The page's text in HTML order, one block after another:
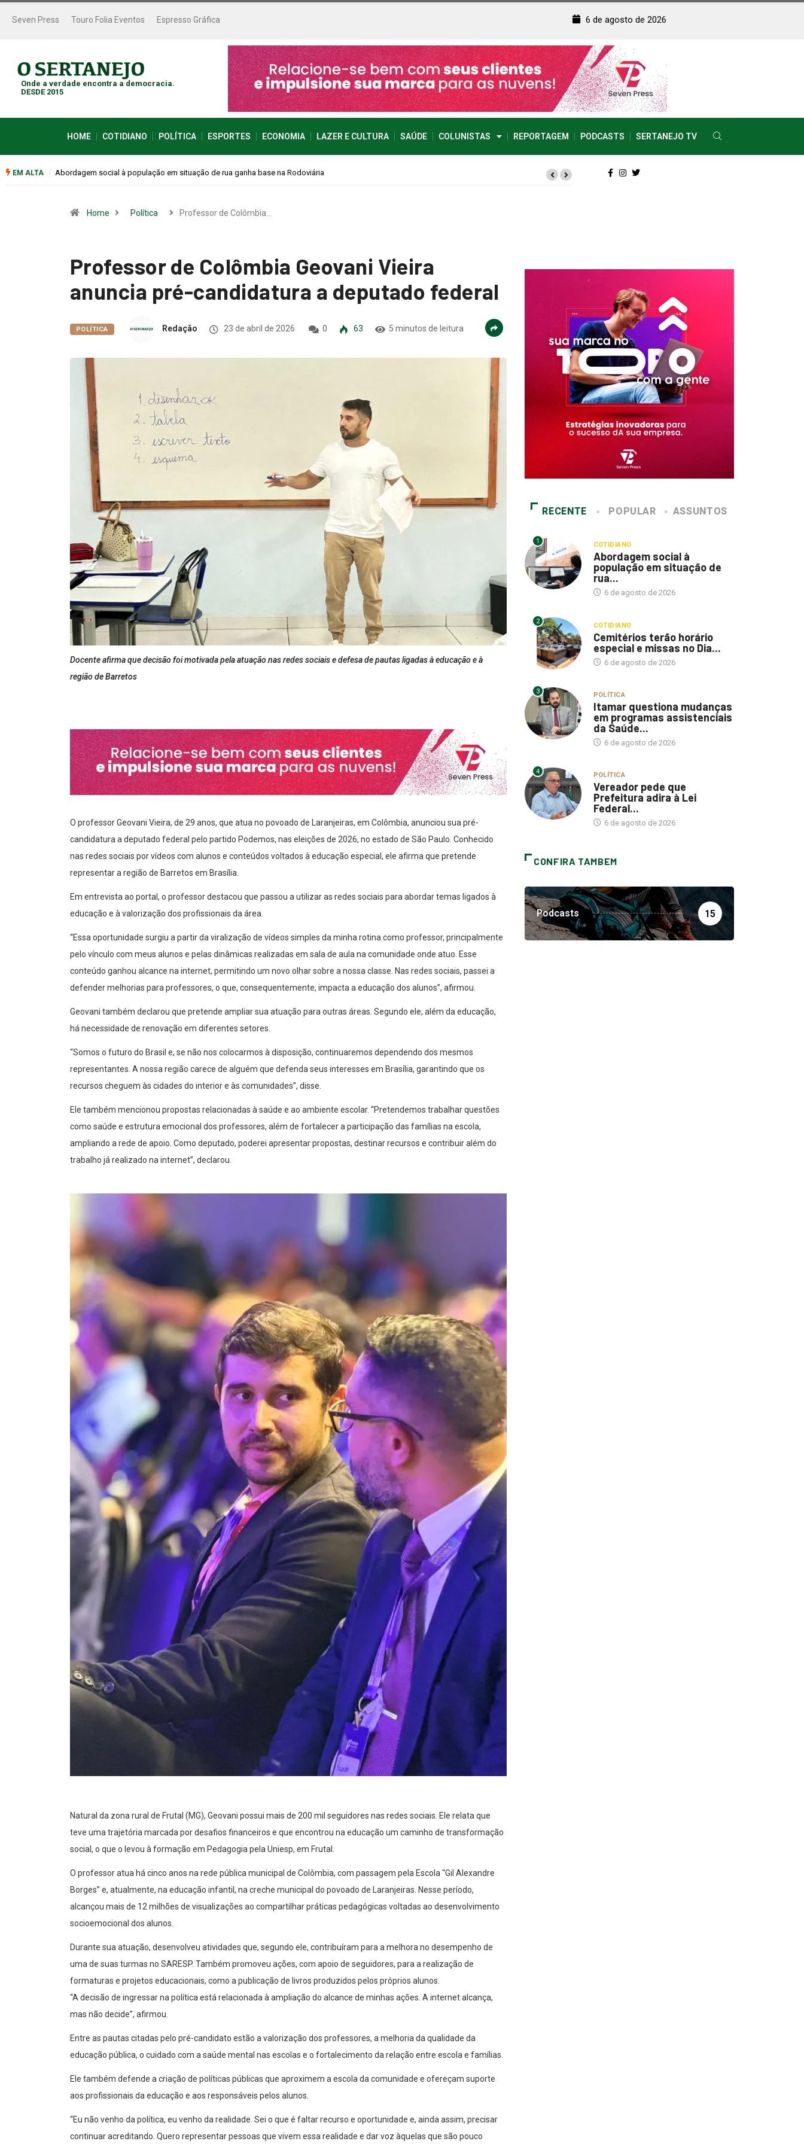
Seven Press Touro Folia Eventos Espresso Gráfica 6 de agosto de 2026
Onde a verdade encontra a democracia.
DESDE 2015
HOME COTIDIANO POLÍTICA ESPORTES ECONOMIA LAZER E CULTURA SAÚDE COLUNISTAS REPORTAGEM PODCASTS SERTANEJO TV
EM ALTA Cemitérios terão horário especial e missas no Dia dos Pais
Home Política Professor de Colômbia…
Professor de Colômbia Geovani Vieira
anuncia pré-candidatura a deputado federal
POLÍTICA Redação 23 de abril de 2026 0 63 5 minutos de leitura
Docente afirma que decisão foi motivada pela atuação nas redes sociais e defesa de pautas ligadas à educação e à
região de Barretos
O professor Geovani Vieira, de 29 anos, que atua no povoado de Laranjeiras, em Colômbia, anunciou sua pré-
candidatura a deputado federal pelo partido Podemos, nas eleições de 2026, no estado de São Paulo. Conhecido
nas redes sociais por vídeos com alunos e conteúdos voltados à educação especial, ele afirma que pretende
representar a região de Barretos em Brasília.
Em entrevista ao portal, o professor destacou que passou a utilizar as redes sociais para abordar temas ligados à
educação e à valorização dos profissionais da área.
“Essa oportunidade surgiu a partir da viralização de vídeos simples da minha rotina como professor, principalmente
pelo vínculo com meus alunos e pelas dinâmicas realizadas em sala de aula na comunidade onde atuo. Esse
conteúdo ganhou alcance na internet, permitindo um novo olhar sobre a nossa classe. Nas redes sociais, passei a
defender melhorias para professores, o que, consequentemente, impacta a educação dos alunos”, afirmou.
Geovani também declarou que pretende ampliar sua atuação para outras áreas. Segundo ele, além da educação,
há necessidade de renovação em diferentes setores.
“Somos o futuro do Brasil e, se não nos colocarmos à disposição, continuaremos dependendo dos mesmos
representantes. A nossa região carece de alguém que defenda seus interesses em Brasília, garantindo que os
recursos cheguem às cidades do interior e às comunidades”, disse.
Ele também mencionou propostas relacionadas à saúde e ao ambiente escolar. “Pretendemos trabalhar questões
como saúde e estrutura emocional dos professores, além de fortalecer a participação das famílias na escola,
ampliando a rede de apoio. Como deputado, poderei apresentar propostas, destinar recursos e contribuir além do
trabalho já realizado na internet”, declarou.
Natural da zona rural de Frutal (MG), Geovani possui mais de 200 mil seguidores nas redes sociais. Ele relata que
teve uma trajetória marcada por desafios financeiros e que encontrou na educação um caminho de transformação
social, o que o levou à formação em Pedagogia pela Uniesp, em Frutal.
O professor atua há cinco anos na rede pública municipal de Colômbia, com passagem pela Escola “Gil Alexandre
Borges” e, atualmente, na educação infantil, na creche municipal do povoado de Laranjeiras. Nesse período,
alcançou mais de 12 milhões de visualizações ao compartilhar práticas pedagógicas voltadas ao desenvolvimento
socioemocional dos alunos.
Durante sua atuação, desenvolveu atividades que, segundo ele, contribuíram para a melhora no desempenho de
uma de suas turmas no SARESP. Também promoveu ações, com apoio de seguidores, para a realização de
formaturas e projetos educacionais, como a publicação de livros produzidos pelos próprios alunos.
“A decisão de ingressar na política está relacionada à ampliação do alcance de minhas ações. A internet alcança,
mas não decide”, afirmou.
Entre as pautas citadas pelo pré-candidato estão a valorização dos professores, a melhoria da qualidade da
educação pública, o cuidado com a saúde mental nas escolas e o fortalecimento da relação entre escola e famílias.
Ele também defende a criação de políticas públicas que aproximem a escola da comunidade e ofereçam suporte
aos profissionais da educação e aos responsáveis pelos alunos.
“Eu não venho da política, eu venho da realidade. Sei o que é faltar recurso e oportunidade e, ainda assim, precisar
continuar acreditando. Quero representar pessoas que vivem essa realidade e dar voz àquelas que são pouco
RECENTE POPULAR ASSUNTOS
1 COTIDIANO
Abordagem social à
população em situação de
rua...
6 de agosto de 2026
2 COTIDIANO
Cemitérios terão horário
especial e missas no Dia...
6 de agosto de 2026
3 POLÍTICA
Itamar questiona mudanças
em programas assistenciais
da Saúde...
6 de agosto de 2026
4 POLÍTICA
Vereador pede que
Prefeitura adira à Lei
Federal...
6 de agosto de 2026
CONFIRA TAMBEM
Podcasts 15